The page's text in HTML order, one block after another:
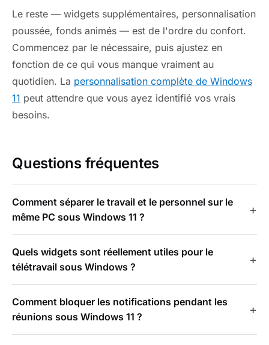
Le reste — widgets supplémentaires, personnalisation
poussée, fonds animés — est de l'ordre du confort.
Commencez par le nécessaire, puis ajustez en
fonction de ce qui vous manque vraiment au
quotidien. La personnalisation complète de Windows
11 peut attendre que vous ayez identifié vos vrais
besoins.
Questions fréquentes
Comment séparer le travail et le personnel sur le
même PC sous Windows 11 ?
Quels widgets sont réellement utiles pour le
télétravail sous Windows ?
Comment bloquer les notifications pendant les
réunions sous Windows 11 ?